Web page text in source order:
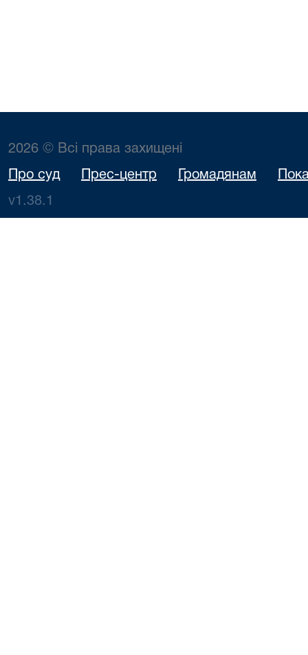
2026 © Всі права захищені
Про суд Прес-центр Громадянам
v1.38.1